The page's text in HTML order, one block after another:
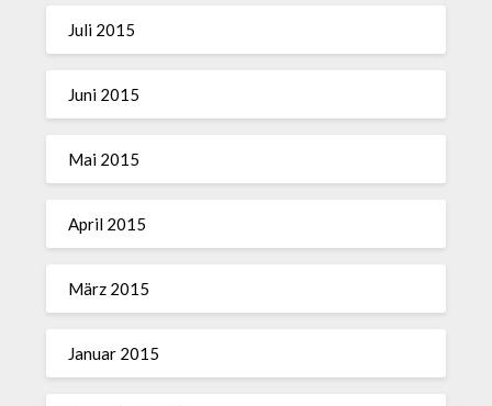
Juli 2015
Juni 2015
Mai 2015
April 2015
März 2015
Januar 2015